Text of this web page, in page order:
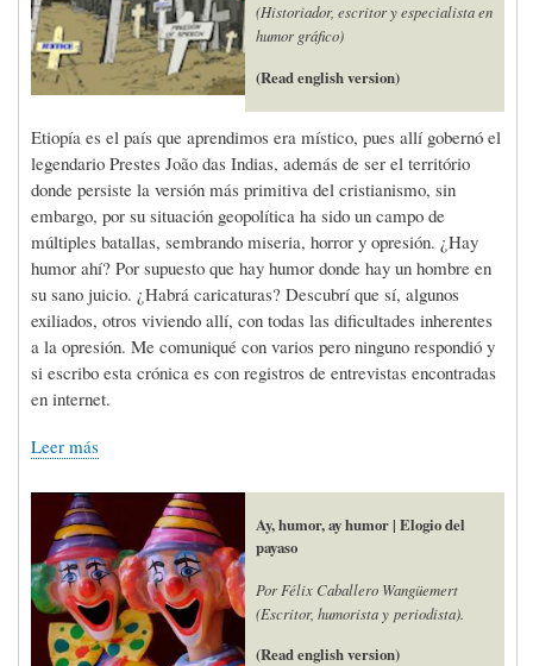
(Historiador, escritor y especialista en
humor gráfico)
(Read english version)
Etiopía es el país que aprendimos era místico, pues allí gobernó el
legendario Prestes João das Indias, además de ser el território
donde persiste la versión más primitiva del cristianismo, sin
embargo, por su situación geopolítica ha sido un campo de
múltiples batallas, sembrando miseria, horror y opresión. ¿Hay
humor ahí? Por supuesto que hay humor donde hay un hombre en
su sano juicio. ¿Habrá caricaturas? Descubrí que sí, algunos
exiliados, otros viviendo allí, con todas las dificultades inherentes
a la opresión. Me comuniqué con varios pero ninguno respondió y
si escribo esta crónica es con registros de entrevistas encontradas
en internet.
Leer más
Ay, humor, ay humor | Elogio del
payaso
Por Félix Caballero Wangüemert
(Escritor, humorista y periodista).
(Read english version)